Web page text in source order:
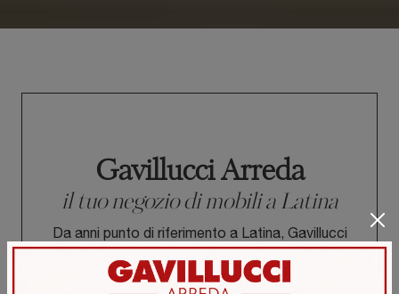
Gavillucci Arreda
il tuo negozio di mobili a Latina
Da anni punto di riferimento a Latina, Gavillucci
Arreda combina esperienza, progettazione e
selezione dei migliori brand italiani per dare forma